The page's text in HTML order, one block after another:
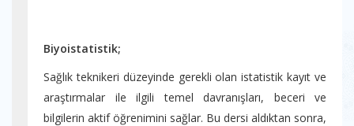
Biyoistatistik;
Sağlık teknikeri düzeyinde gerekli olan istatistik kayıt ve
araştırmalar ile ilgili temel davranışları, beceri ve
bilgilerin aktif öğrenimini sağlar. Bu dersi aldıktan sonra,